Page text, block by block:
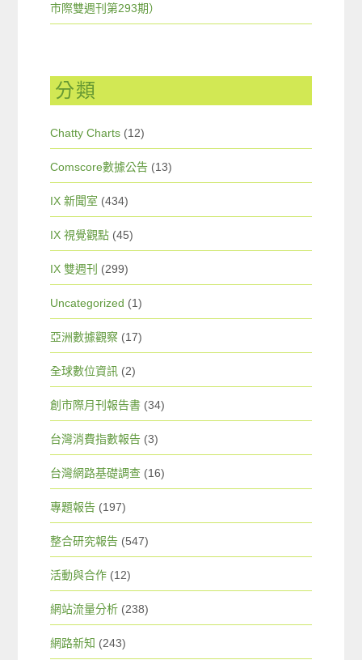
市際雙週刊第293期）
分類
Chatty Charts (12)
Comscore數據公告 (13)
IX 新聞室 (434)
IX 視覺觀點 (45)
IX 雙週刊 (299)
Uncategorized (1)
亞洲數據觀察 (17)
全球數位資訊 (2)
創市際月刊報告書 (34)
台灣消費指數報告 (3)
台灣網路基礎調查 (16)
專題報告 (197)
整合研究報告 (547)
活動與合作 (12)
網站流量分析 (238)
網路新知 (243)